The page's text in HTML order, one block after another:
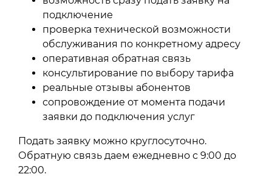
подключение
проверка технической возможности
обслуживания по конкретному адресу
оперативная обратная связь
консультирование по выбору тарифа
реальные отзывы абонентов
сопровождение от момента подачи
заявки до подключения услуг
Подать заявку можно круглосуточно.
Обратную связь даем ежедневно с 9:00 до
22:00.